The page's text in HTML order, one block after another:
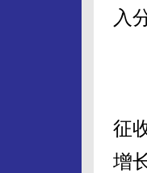
入
征
增